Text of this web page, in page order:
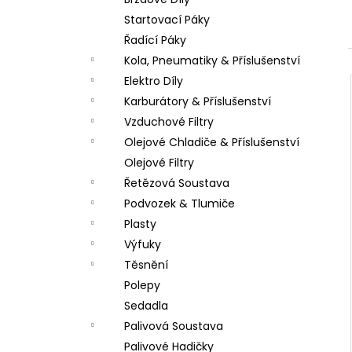
Startovací Páky
Řadící Páky
Kola, Pneumatiky & Příslušenství
Elektro Díly
Karburátory & Příslušenství
Vzduchové Filtry
Olejové Chladiče & Příslušenství
Olejové Filtry
Řetězová Soustava
Podvozek & Tlumiče
Plasty
Výfuky
Těsnění
Polepy
Sedadla
Palivová Soustava
Palivové Hadičky
PITBIKE DUŠE PŘEDNÍ 14 PALCŮ
200 Kč